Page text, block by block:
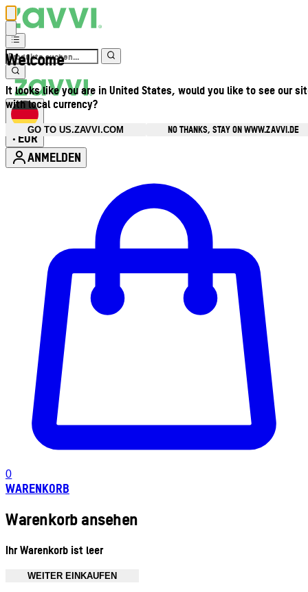
Welcome
It looks like you are in United States, would you like to see our
with local currency?
GO TO US.ZAVVI.COM
NO THANKS, STAY ON WWW.ZAVVI.DE
• EUR
ANMELDEN
0
WARENKORB
Warenkorb ansehen
Ihr Warenkorb ist leer
WEITER EINKAUFEN